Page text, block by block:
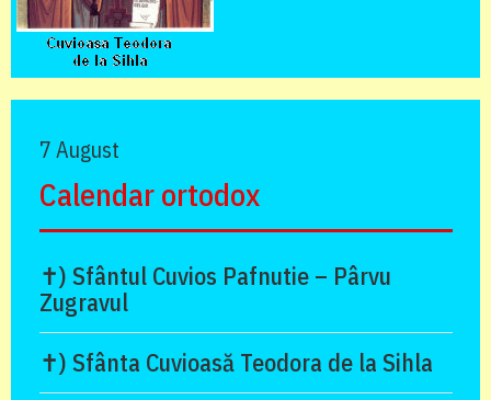
7 August
Calendar ortodox
✝) Sfântul Cuvios Pafnutie – Pârvu
Zugravul
✝) Sfânta Cuvioasă Teodora de la Sihla